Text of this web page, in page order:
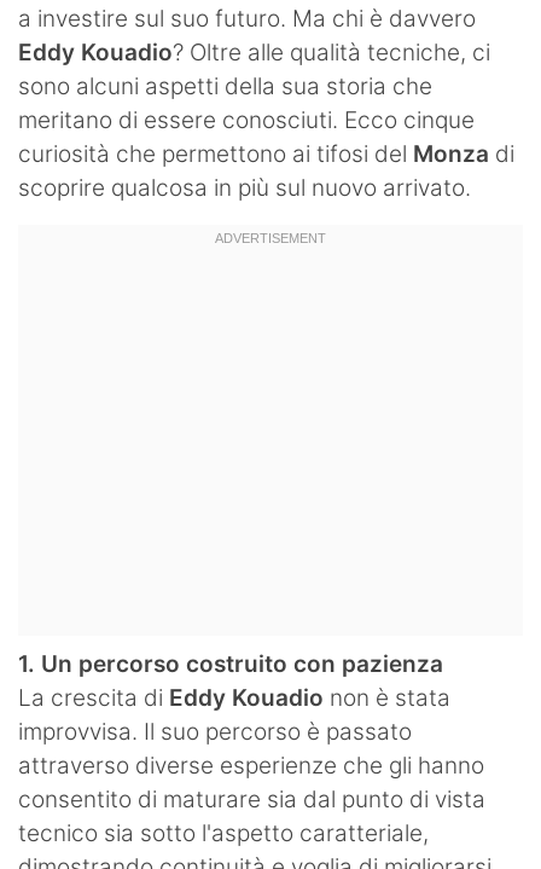
a investire sul suo futuro. Ma chi è davvero
Eddy Kouadio? Oltre alle qualità tecniche, ci
sono alcuni aspetti della sua storia che
meritano di essere conosciuti. Ecco cinque
curiosità che permettono ai tifosi del Monza di
scoprire qualcosa in più sul nuovo arrivato.
1. Un percorso costruito con pazienza
La crescita di Eddy Kouadio non è stata
improvvisa. Il suo percorso è passato
attraverso diverse esperienze che gli hanno
consentito di maturare sia dal punto di vista
tecnico sia sotto l'aspetto caratteriale,